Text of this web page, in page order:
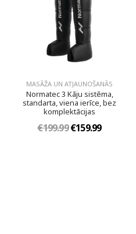
MASĀŽA UN ATJAUNOŠANĀS
Normatec 3 Kāju sistēma,
standarta, viena ierīce, bez
komplektācijas
€199.99€159.99